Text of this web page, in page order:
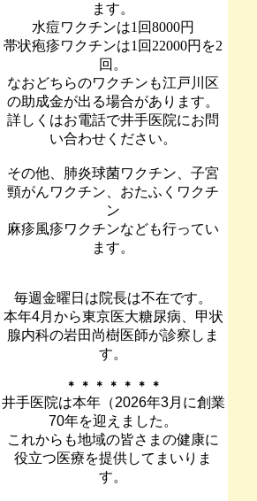
ます。
水痘ワクチンは1回8000円
帯状疱疹ワクチンは1回22000円を2
回。
なおどちらのワクチンも江戸川区
の助成金が出る場合があります。
詳しくはお電話で井手医院にお問
い合わせください。
その他、肺炎球菌ワクチン、子宮
頸がんワクチン、おたふくワクチ
ン
麻疹風疹ワクチンなども行ってい
ます。
毎週金曜日は院長は不在です。
本年4月から東京医大糖尿病、甲状
腺内科の岩田尚樹医師が診察しま
す。
＊ ＊ ＊ ＊ ＊ ＊ ＊
井手医院は本年（2026年3月に創業
70年を迎えました。
これからも地域の皆さまの健康に
役立つ医療を提供してまいりま
す。